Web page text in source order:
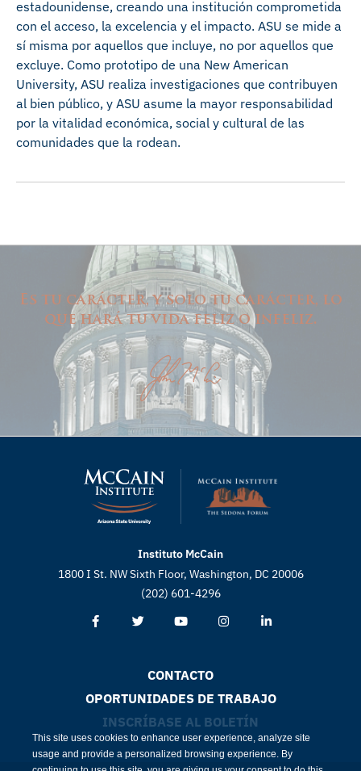
estadounidense, creando una institución comprometida
con el acceso, la excelencia y el impacto. ASU se mide a
sí misma por aquellos que incluye, no por aquellos que
excluye. Como prototipo de una New American
University, ASU realiza investigaciones que contribuyen
al bien público, y ASU asume la mayor responsabilidad
por la vitalidad económica, social y cultural de las
comunidades que la rodean.
Es tu carácter, y solo tu carácter, lo
que hará tu vida feliz o infeliz.
Instituto McCain
1800 I St. NW Sixth Floor, Washington, DC 20006
(202) 601-4296
CONTACTO
OPORTUNIDADES DE TRABAJO
INSCRÍBASE AL BOLETÍN
This site uses cookies to enhance user experience, analyze site
usage and provide a personalized browsing experience. By